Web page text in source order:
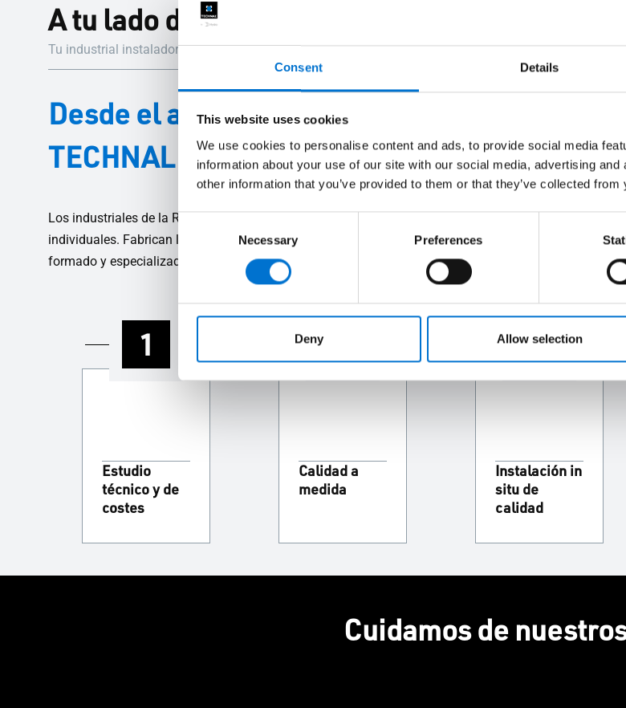
Consent Details
This website uses cookies
We use cookies to personalise content and ads, to provide social media
information about your use of our site with our social media, advertising
other information that you’ve provided to them or that they’ve collected
Consent
Necessary Preferences
Deny Allow selection
A tu lado durante todo el proyecto
Tu industrial instalador Aluminier TECHNAL te guiará paso a paso en cada fase del proyecto.
Desde el asesoramiento hasta la
TECHNAL a tu lado cada momento.
Los industriales de la Red Aluminier TECHNAL son empresas independientes, reconocidas por su
individuales. Fabrican los sistemas de carpintería de aluminio a medida en sus propios talleres y
formado y especializado te ayudará en todas las fases del proyecto, desde el diseño hasta la
1
Estudio
técnico y de
costes
Calidad a
medida
3
Instalación in
situ de
calidad
Cuidamos de